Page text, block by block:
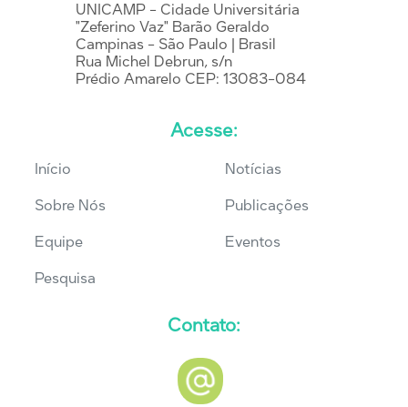
UNICAMP - Cidade Universitária
"Zeferino Vaz" Barão Geraldo
Campinas - São Paulo | Brasil
Rua Michel Debrun, s/n
Prédio Amarelo CEP: 13083-084
Acesse:
Início
Sobre Nós
Equipe
Pesquisa
Notícias
Publicações
Eventos
Contato: